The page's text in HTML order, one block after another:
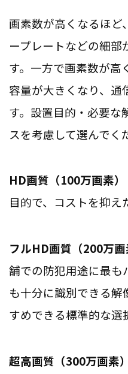
画素数が高くなるほど
ープレートなどの細部
す。一方で画素数が高
容量が大きくなり、通
す。設置目的・必要な
スを考慮して選んでく
HD画質（100万画素）
目的で、コストを抑え
フルHD画質（200万画
舗での防犯用途に最も
も十分に識別できる解
すめできる標準的な選
超高画質（300万画素